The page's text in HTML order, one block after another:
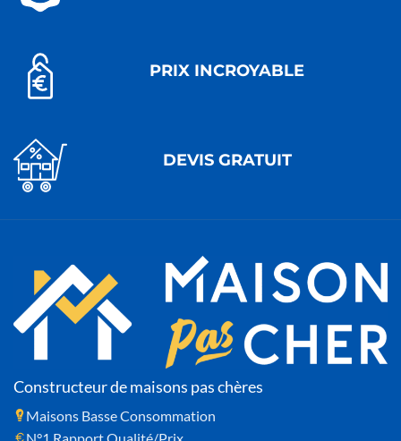
PRIX INCROYABLE
DEVIS GRATUIT
Constructeur de maisons pas chères
Maisons Basse Consommation
N°1 Rapport Qualité/Prix